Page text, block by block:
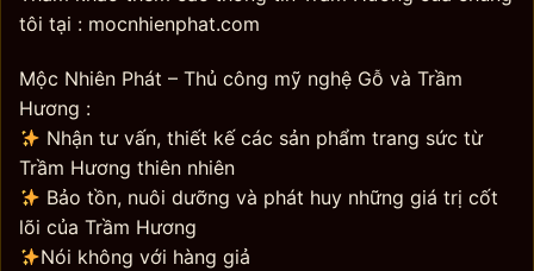
tôi tại : mocnhienphat.com
Mộc Nhiên Phát – Thủ công mỹ nghệ Gỗ và Trầm
Hương :
Nhận tư vấn, thiết kế các sản phẩm trang sức từ
Trầm Hương thiên nhiên
Bảo tồn, nuôi dưỡng và phát huy những giá trị cốt
lõi của Trầm Hương
Nói không với hàng giả